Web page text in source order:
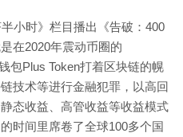
小时》栏目播出《告破：400
在2020年震动币圈的
包Plus Token打着区块链的幌
技术等进行金融犯罪，以高回
态收益、高管收益等收益模式
时间里席卷了全球100多个国